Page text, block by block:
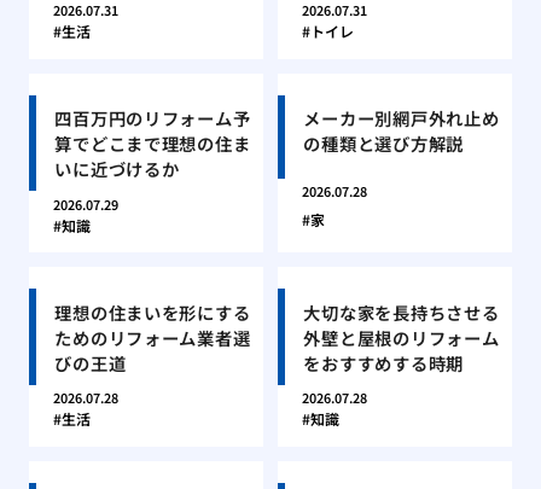
2026.07.31
生活
2026.07.31
トイレ
四百万円のリフォーム予
算でどこまで理想の住ま
いに近づけるか
2026.07.29
知識
メーカー別網戸外れ止め
の種類と選び方解説
2026.07.28
家
理想の住まいを形にする
ためのリフォーム業者選
びの王道
2026.07.28
生活
大切な家を長持ちさせる
外壁と屋根のリフォーム
をおすすめする時期
2026.07.28
知識